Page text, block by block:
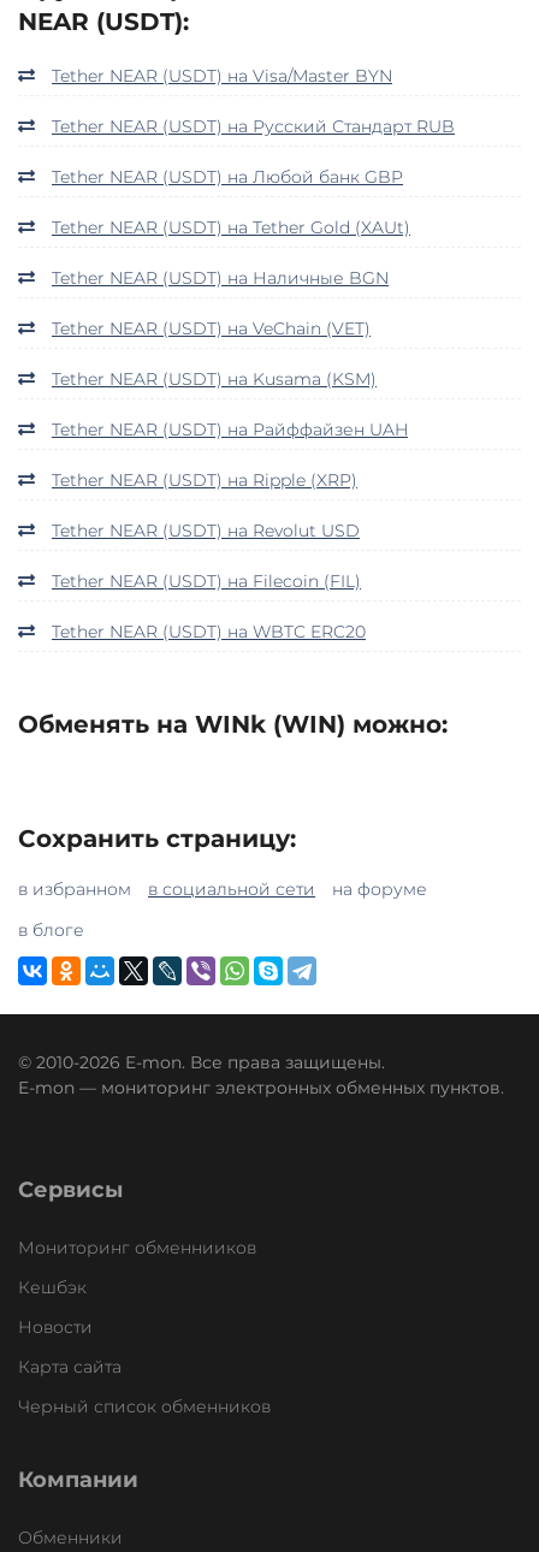
NEAR (USDT):
Tether NEAR (USDT) на Visa/Master BYN
Tether NEAR (USDT) на Русский Стандарт RUB
Tether NEAR (USDT) на Любой банк GBP
Tether NEAR (USDT) на Tether Gold (XAUt)
Tether NEAR (USDT) на Наличные BGN
Tether NEAR (USDT) на VeChain (VET)
Tether NEAR (USDT) на Kusama (KSM)
Tether NEAR (USDT) на Райффайзен UAH
Tether NEAR (USDT) на Ripple (XRP)
Tether NEAR (USDT) на Revolut USD
Tether NEAR (USDT) на Filecoin (FIL)
Tether NEAR (USDT) на WBTC ERC20
Обменять на WINk (WIN) можно:
Сохранить страницу:
в избранном в социальной сети
на форуме
в блоге
© 2010-2026 E-mon. Все права защищены.
E-mon — мониторинг электронных обменных пунктов.
Сервисы
Мониторинг обменнииков
Кешбэк
Новости
Карта сайта
Черный список обменников
Компании
Обменники